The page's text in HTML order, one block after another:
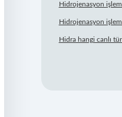
Hidrojenasyon
Hidrojenasyon
Hidra hangi canlı